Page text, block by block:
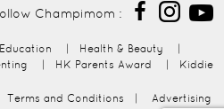
Champimom :
Education Health & Beauty
HK Parents Award Kiddie
Terms and Conditions Advertising